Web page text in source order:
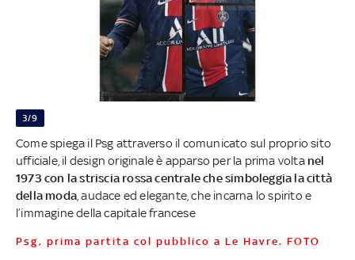
3/9
Come spiega il Psg attraverso il comunicato sul proprio sito
ufficiale, il design originale è apparso per la prima volta nel
1973 con la striscia rossa centrale che simboleggia la città
della moda , audace ed elegante, che incarna lo spirito e
l’immagine della capitale francese
Psg, prima partita col pubblico a Le Havre. FOTO